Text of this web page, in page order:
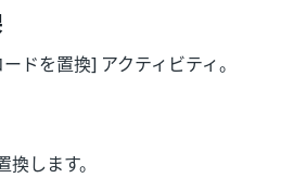
ドを置換] アクティビティ。
します。